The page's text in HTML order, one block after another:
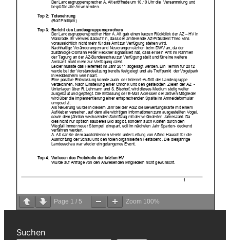
Page 1 / 5 Zoom 100%
Suchen